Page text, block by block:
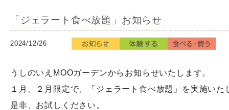
「ジェラート食べ放題」お知らせ
2024/12/26
うしのいえMOOガーデンからお知らせいたします。
１月、２月限定で、「ジェラート食べ放題」を実施いた
是非、お試しください。